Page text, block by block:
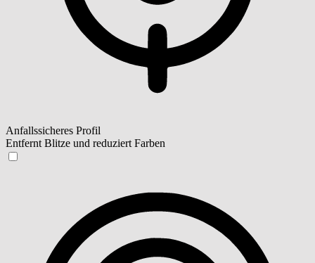
Anfallssicheres Profil
Entfernt Blitze und reduziert Farben